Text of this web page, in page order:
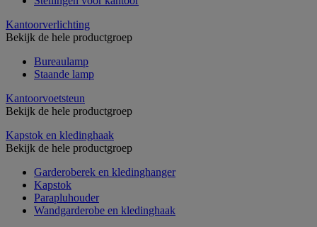
Kantoorverlichting
Bekijk de hele productgroep
Bureaulamp
Staande lamp
Kantoorvoetsteun
Bekijk de hele productgroep
Kapstok en kledinghaak
Bekijk de hele productgroep
Garderoberek en kledinghanger
Kapstok
Parapluhouder
Wandgarderobe en kledinghaak